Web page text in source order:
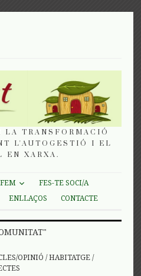
LA TRANSFORMACIÓ
L'AUTOGESTIÓ I EL
EN XARXA.
FES-TE SOCI/A
ENLLAÇOS CONTACTE
OPINIÓ /HABITATGE/